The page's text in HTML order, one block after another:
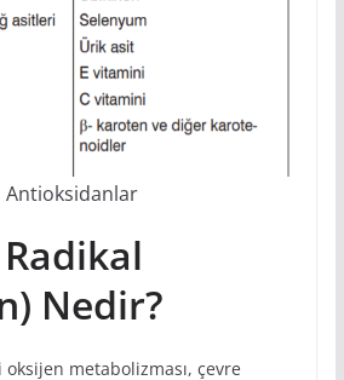
Antioksidanlar
Nedir?
oksijen metabolizması, çevre